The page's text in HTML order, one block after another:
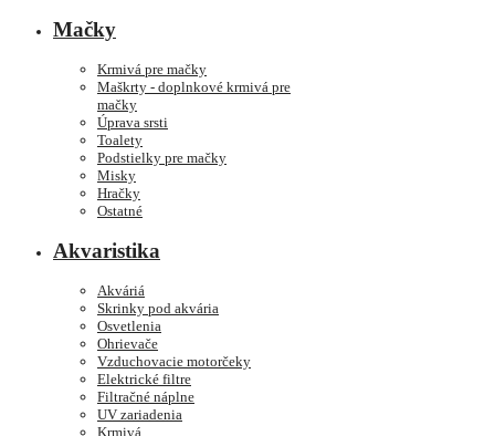
Mačky
Krmivá pre mačky
Maškrty - doplnkové krmivá pre
mačky
Úprava srsti
Toalety
Podstielky pre mačky
Misky
Hračky
Ostatné
Akvaristika
Akváriá
Skrinky pod akvária
Osvetlenia
Ohrievače
Vzduchovacie motorčeky
Elektrické filtre
Filtračné náplne
UV zariadenia
Krmivá